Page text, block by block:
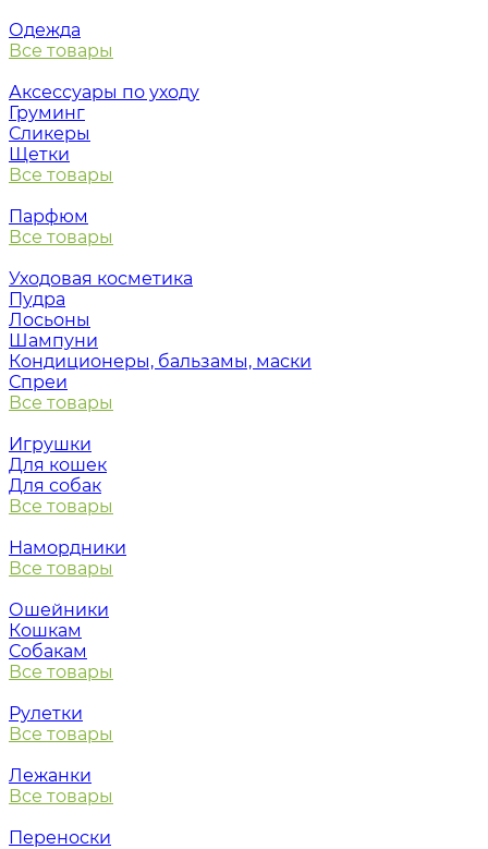
Одежда
Все товары
Аксессуары по уходу
Груминг
Сликеры
Щетки
Все товары
Парфюм
Все товары
Уходовая косметика
Пудра
Лосьоны
Шампуни
Кондиционеры, бальзамы, маски
Спреи
Все товары
Игрушки
Для кошек
Для собак
Все товары
Намордники
Все товары
Ошейники
Кошкам
Собакам
Все товары
Рулетки
Все товары
Лежанки
Все товары
Переноски